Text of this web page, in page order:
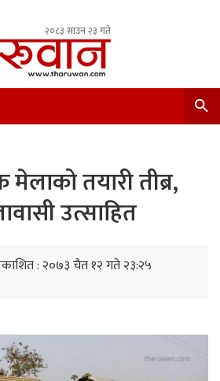
२०८३ साउन २३ गते
तयारी तीब्र,
उत्साहित
: २०७३ चैत १२ गते २३:२५